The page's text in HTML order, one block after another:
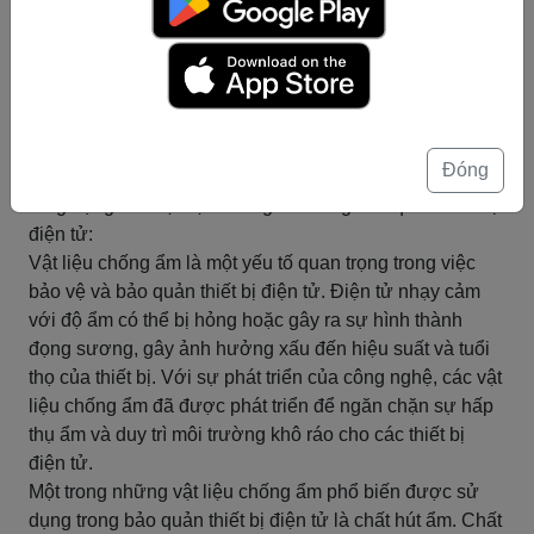
cạnh đó, vật liệu chống ẩm còn đảm bảo an toàn và độ
tin cậy cho người dùng.
trong bảo quản thiết bị điện tử
điện tử:
Vật liệu chống ẩm là một yếu tố quan trọng trong việc
bảo vệ và bảo quản thiết bị điện tử. Điện tử nhạy cảm
với độ ẩm có thể bị hỏng hoặc gây ra sự hình thành
đọng sương, gây ảnh hưởng xấu đến hiệu suất và tuổi
thọ của thiết bị. Với sự phát triển của công nghệ, các vật
liệu chống ẩm đã được phát triển để ngăn chặn sự hấp
thụ ẩm và duy trì môi trường khô ráo cho các thiết bị
điện tử.
Một trong những vật liệu chống ẩm phổ biến được sử
dụng trong bảo quản thiết bị điện tử là chất hút ẩm. Chất
Đóng